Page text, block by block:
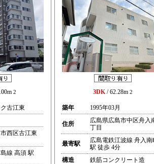
2
古江東
西区古江東
線 高須 駅
3DK/ 62.28m 2
築年 1995年03月
住所
広島県広島市中区舟入
丁目
最寄駅
広島電鉄江波線 舟入南
駅 徒歩 4分
構造
鉄筋コンクリート造